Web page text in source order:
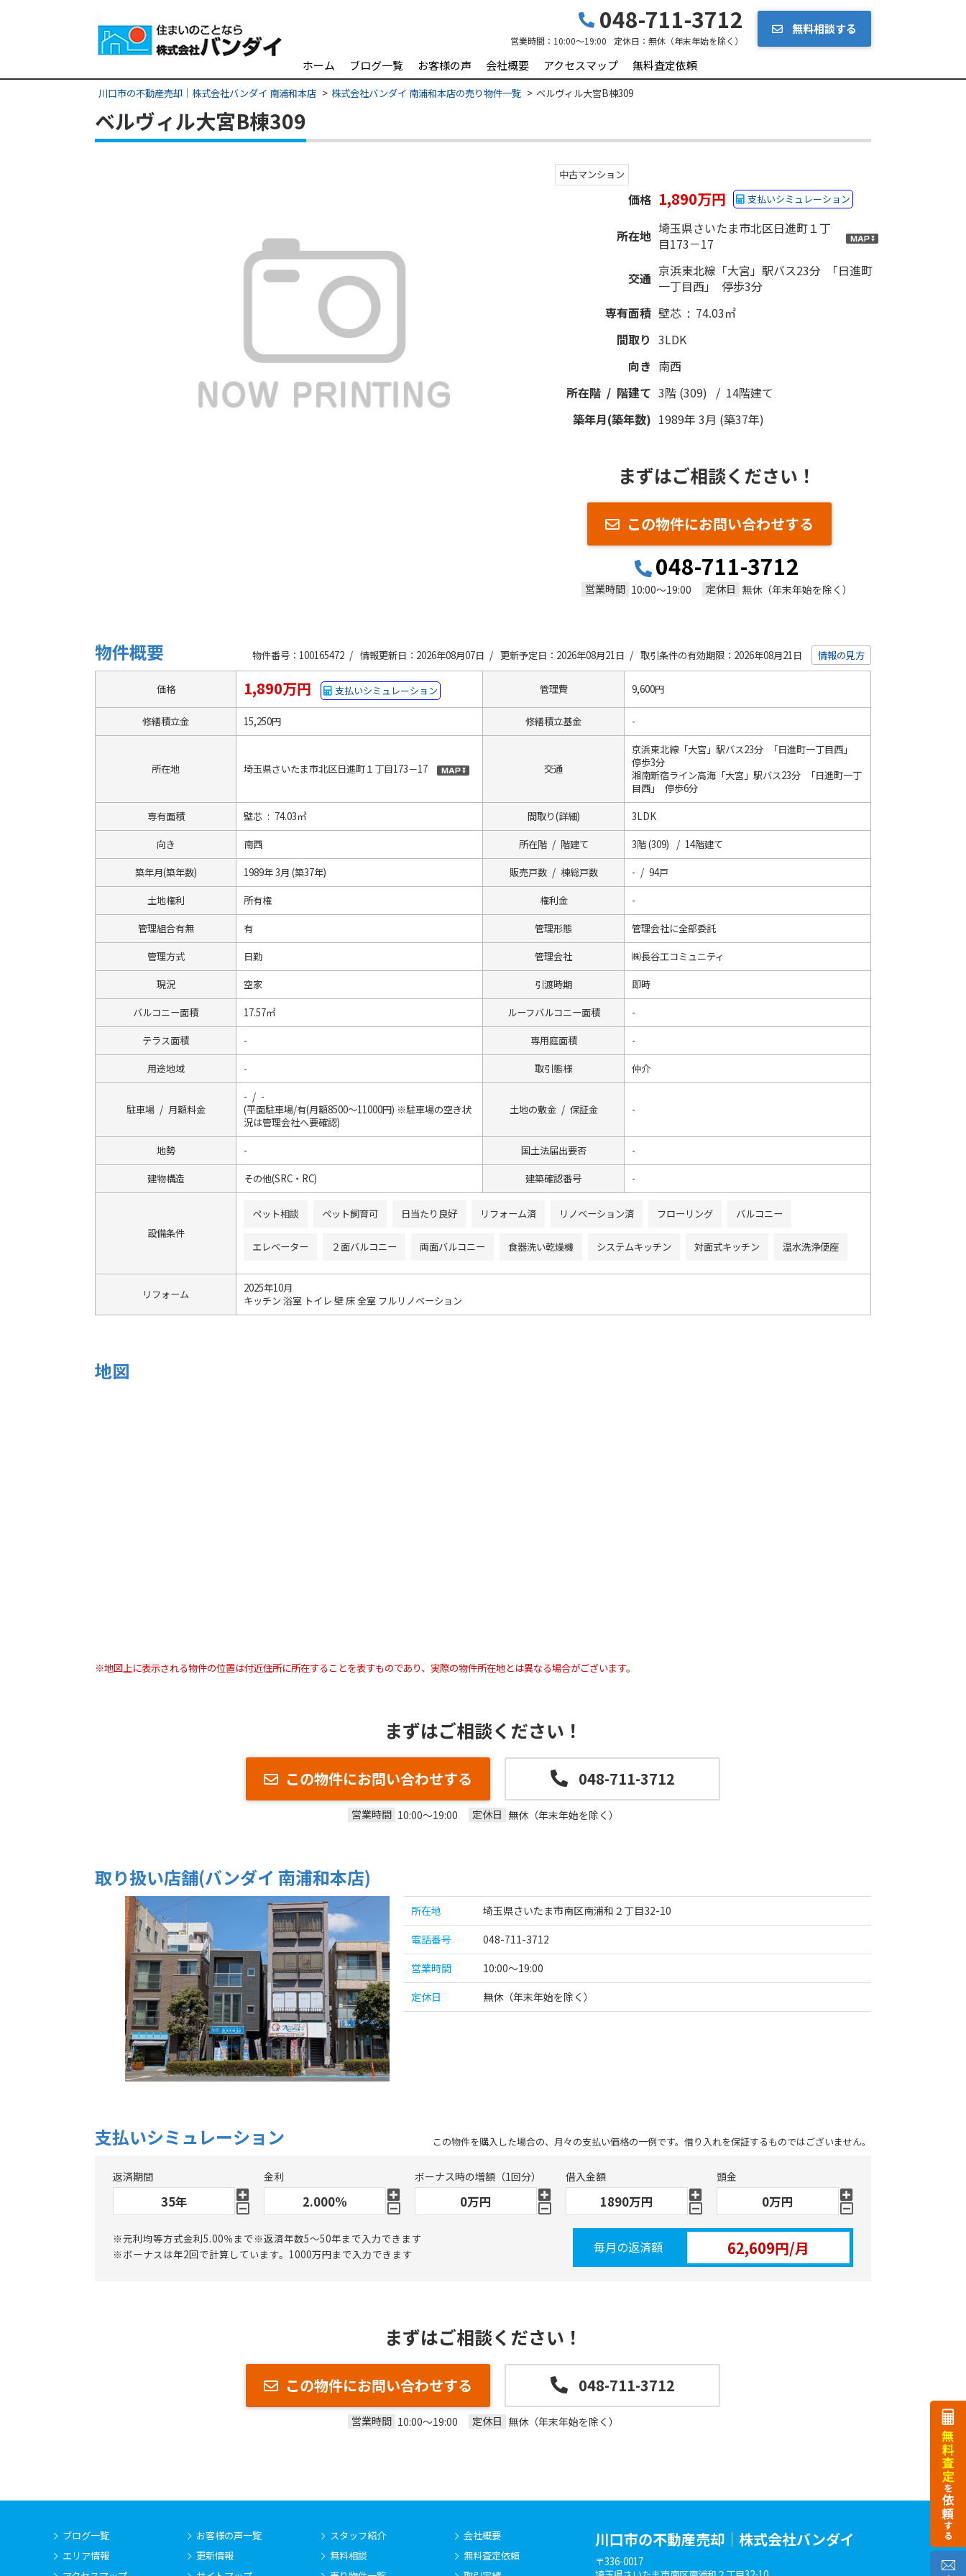
048-711-3712
営業時間： 10:00～19:00 定休日： 無休（年末年始を除く）
無料相談する
ホーム ブログ一覧 お客様の声 会社概要 アクセスマップ 無料査定依頼
川口市の不動産売却｜株式会社バンダイ 南浦和本店 株式会社バンダイ 南浦和本店の売り物件一覧 ベルヴィル大宮B棟309
ベルヴィル大宮B棟309
中古マンション
価格 1,890万円 支払いシミュレーション
所在地 埼玉県さいたま市北区日進町１丁
目173－17
交通 京浜東北線「大宮」駅バス23分 「日進町
一丁目西」 停歩3分
専有面積 壁芯 : 74.03㎡
間取り 3LDK
向き 南西
所在階 / 階建て 3階 (309) / 14階建て
築年月(築年数) 1989年 3月 (築37年)
まずはご相談ください！
この物件にお問い合わせする
048-711-3712
営業時間 10:00～19:00 定休日 無休（年末年始を除く）
物件概要 物件番号：100165472 / 情報更新日：2026年08月07日 / 更新予定日：2026年08月21日 / 取引条件の有効期限：2026年08月21日 情報の見方
価格 1,890万円 支払いシミュレーション 管理費 9,600円
修繕積立金 15,250円 修繕積立基金 -
所在地 埼玉県さいたま市北区日進町１丁目173－17 交通
京浜東北線「大宮」駅バス23分 「日進町一丁目西」
停歩3分
湘南新宿ライン高海「大宮」駅バス23分 「日進町一丁
目西」 停歩6分
専有面積 壁芯 : 74.03㎡ 間取り(詳細) 3LDK
向き 南西 所在階 / 階建て 3階 (309) / 14階建て
築年月(築年数) 1989年 3月 (築37年) 販売戸数 / 棟総戸数 - / 94戸
土地権利 所有権 権利金 -
管理組合有無 有 管理形態 管理会社に全部委託
管理方式 日勤 管理会社 ㈱長谷工コミュニティ
現況 空家 引渡時期 即時
バルコニー面積 17.57㎡ ルーフバルコニー面積 -
テラス面積 - 専用庭面積 -
用途地域 - 取引態様 仲介
駐車場 / 月額料金
- / -
(平面駐車場/有(月額8500～11000円) ※駐車場の空き状
況は管理会社へ要確認)
土地の敷金 / 保証金 -
地勢 - 国土法届出要否 -
建物構造 その他(SRC・RC) 建築確認番号 -
設備条件
ペット相談 ペット飼育可 日当たり良好 リフォーム済 リノベーション済 フローリング バルコニー
エレベーター ２面バルコニー 両面バルコニー 食器洗い乾燥機 システムキッチン 対面式キッチン 温水洗浄便座
リフォーム
2025年10月
キッチン 浴室 トイレ 壁 床 全室 フルリノベーション
地図
※地図上に表示される物件の位置は付近住所に所在することを表すものであり、実際の物件所在地とは異なる場合がございます。
まずはご相談ください！
この物件にお問い合わせする 048-711-3712
営業時間 10:00～19:00 定休日 無休（年末年始を除く）
取り扱い店舗(バンダイ 南浦和本店)
所在地
埼玉県さいたま市南区南浦和２丁目32-10
電話番号
048-711-3712
営業時間
10:00～19:00
定休日
無休（年末年始を除く）
支払いシミュレーション この物件を購入した場合の、月々の支払い価格の一例です。借り入れを保証するものではございません。
返済期間 金利 ボーナス時の増額（1回分） 借入金額 頭金
※元利均等方式金利5.00％まで※返済年数5～50年まで入力できます
※ボーナスは年2回で計算しています。1000万円まで入力できます
毎月の返済額
まずはご相談ください！
この物件にお問い合わせする 048-711-3712
営業時間 10:00～19:00 定休日 無休（年末年始を除く）
ブログ一覧
エリア情報
お客様の声一覧
更新情報
スタッフ紹介
無料相談
会社概要
無料査定依頼
川口市の不動産売却｜株式会社バンダイ
〒336-0017